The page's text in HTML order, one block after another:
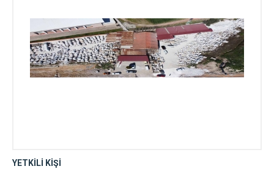
YETKİLİ KİŞİ